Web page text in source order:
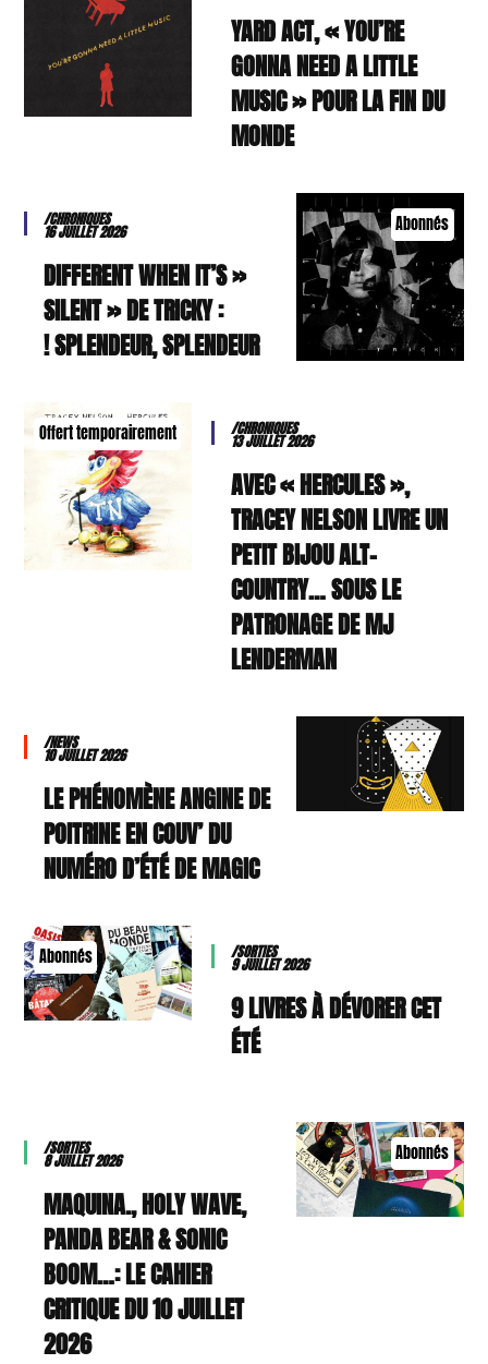
YARD ACT, « YOU’RE
GONNA NEED A LITTLE
MUSIC » POUR LA FIN DU
MONDE
Abonnés
/CHRONIQUES
16 JUILLET 2026
« DIFFERENT WHEN IT’S
SILENT » DE TRICKY :
SPLENDEUR, SPLENDEUR !
Offert temporairement /CHRONIQUES
13 JUILLET 2026
AVEC « HERCULES »,
TRACEY NELSON LIVRE UN
PETIT BIJOU ALT-
COUNTRY… SOUS LE
PATRONAGE DE MJ
LENDERMAN
/NEWS
10 JUILLET 2026
LE PHÉNOMÈNE ANGINE DE
POITRINE EN COUV’ DU
NUMÉRO D’ÉTÉ DE MAGIC
Abonnés /SORTIES
9 JUILLET 2026
9 LIVRES À DÉVORER CET
ÉTÉ
Abonnés
/SORTIES
8 JUILLET 2026
MAQUINA., HOLY WAVE,
PANDA BEAR & SONIC
BOOM…: LE CAHIER
CRITIQUE DU 10 JUILLET
2026